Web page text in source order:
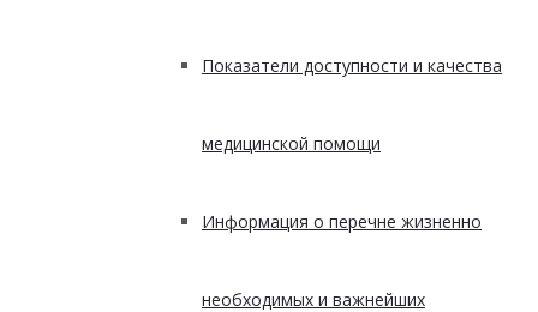
Показатели доступности и качества
медицинской помощи
Информация о перечне жизненно
необходимых и важнейших